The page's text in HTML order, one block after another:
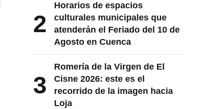
2
Horarios de espacios
culturales municipales que
atenderán el Feriado del 10 de
Agosto en Cuenca
3
Romería de la Virgen de El
Cisne 2026: este es el
recorrido de la imagen hacia
Loja